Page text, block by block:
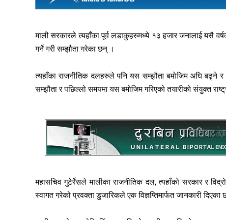
माली सरकारले त्यहाँका पूर्व लडाकुहरुमध्ये १३ हजार जनालाई यसै
गर्ने गरी सम्झौता गरेका छन् ।
त्यहाँका राजनीतिक दलहरुले पनि यस सम्झौता बमोजिम अघि बढ्ने र
सम्झौता र पछिल्लो समयमा यस बमोजिम गरिएको तयारीको संयुक्त
महासचिव गुटेर्रेसले मालीका राजनीतिक दल, त्यहाँको सरकार र
स्वागत गरेको प्रवक्ता डुजारिकले एक विज्ञप्तिमार्फत जानकारी दिएका